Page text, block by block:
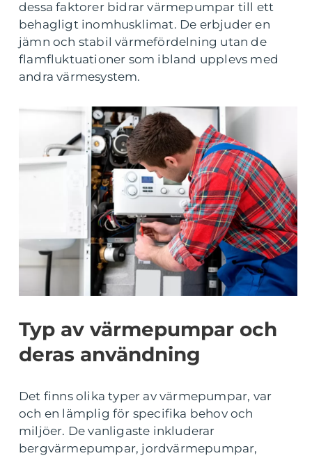
dessa faktorer bidrar värmepumpar till ett
behagligt inomhusklimat. De erbjuder en
jämn och stabil värmefördelning utan de
flamfluktuationer som ibland upplevs med
andra värmesystem.
Typ av värmepumpar och
deras användning
Det finns olika typer av värmepumpar, var
och en lämplig för specifika behov och
miljöer. De vanligaste inkluderar
bergvärmepumpar, jordvärmepumpar,